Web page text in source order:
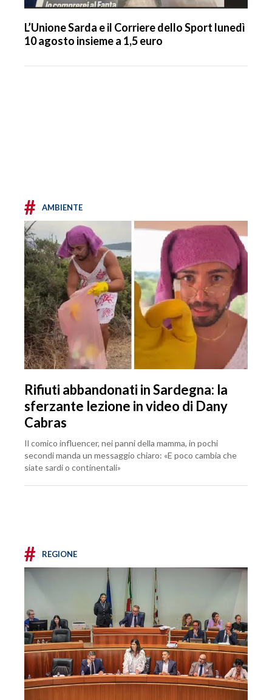
L’Unione Sarda e il Corriere dello Sport lunedì
10 agosto insieme a 1,5 euro
# AMBIENTE
Rifiuti abbandonati in Sardegna: la
sferzante lezione in video di Dany
Cabras
Il comico influencer, nei panni della mamma, in pochi
secondi manda un messaggio chiaro: «E poco cambia che
siate sardi o continentali»
# REGIONE